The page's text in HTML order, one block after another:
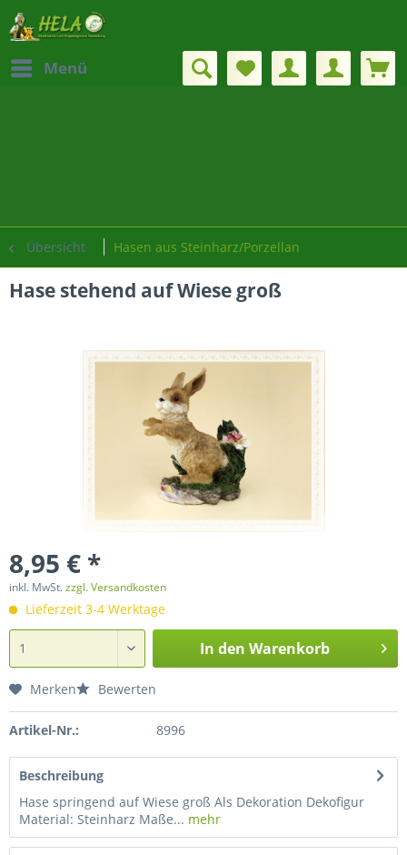
Menü
Übersicht Hasen aus Steinharz/Porzellan
Hase stehend auf Wiese groß
8,95 € *
inkl. MwSt.zzgl. Versandkosten
Lieferzeit 3-4 Werktage
In den Warenkorb
Merken Bewerten
Artikel-Nr.: 8996
Beschreibung
Hase springend auf Wiese groß Als Dekoration Dekofigur
Material: Steinharz Maße... mehr